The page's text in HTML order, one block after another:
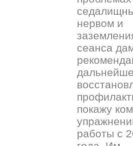
нервом и
сеанса
покажу
работы с